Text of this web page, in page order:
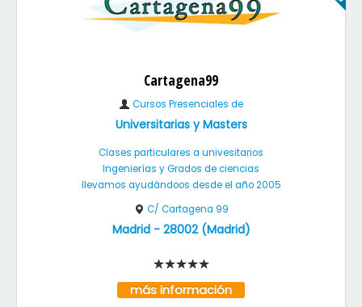
Cartagena99
Cursos Presenciales de
Universitarias y Masters
Clases particulares a univesitarios
Ingenierías y Grados de ciencias
llevamos ayudándoos desde el año 2005
C/ Cartagena 99
Madrid- 28002(Madrid)
más información